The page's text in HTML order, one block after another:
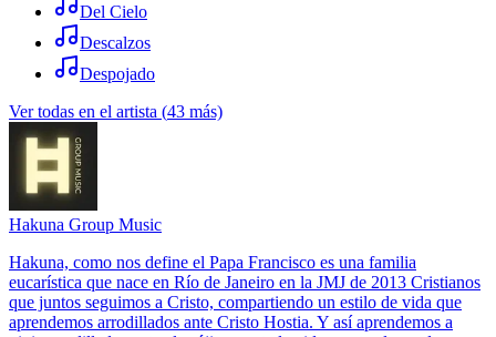
Del Cielo
Descalzos
Despojado
Ver todas en el artista (43 más)
Hakuna Group Music
Hakuna, como nos define el Papa Francisco es una familia
eucarística que nace en Río de Janeiro en la JMJ de 2013 Cristianos
que juntos seguimos a Cristo, compartiendo un estilo de vida que
aprendemos arrodillados ante Cristo Hostia. Y así aprendemos a